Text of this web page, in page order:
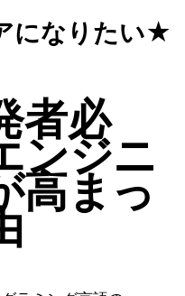
になりたい★
者必
ンジニ
高まっ